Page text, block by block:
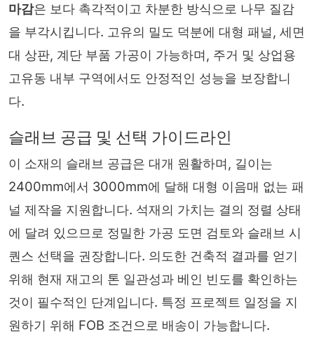
마감은 보다 촉각적이고 차분한 방식으로 나무 질감
을 부각시킵니다. 고유의 밀도 덕분에 대형 패널, 세면
대 상판, 계단 부품 가공이 가능하며, 주거 및 상업용
고유동 내부 구역에서도 안정적인 성능을 보장합니
다.
슬래브 공급 및 선택 가이드라인
이 소재의 슬래브 공급은 대개 원활하며, 길이는
2400mm에서 3000mm에 달해 대형 이음매 없는 패
널 제작을 지원합니다. 석재의 가치는 결의 정렬 상태
에 달려 있으므로 정밀한 가공 도면 검토와 슬래브 시
퀀스 선택을 권장합니다. 의도한 건축적 결과를 얻기
위해 현재 재고의 톤 일관성과 베인 빈도를 확인하는
것이 필수적인 단계입니다. 특정 프로젝트 일정을 지
원하기 위해 FOB 조건으로 배송이 가능합니다.